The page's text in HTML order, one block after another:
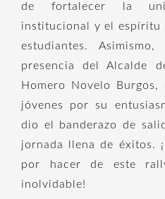
de fortalecer la
institucional y el espíritu
estudiantes.
presencia del Alcalde
Homero Novelo
jóvenes por su
dio el banderazo de
jornada llena de éxitos.
por hacer de este
inolvidable!